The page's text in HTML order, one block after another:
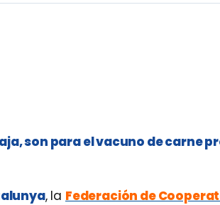
son para el vacuno de carne
, la Federación de